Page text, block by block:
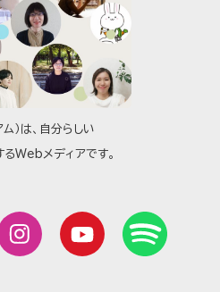
ム）は、自分らしい
Webメディアです。